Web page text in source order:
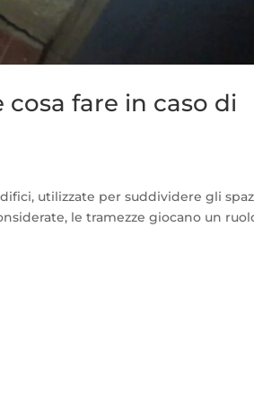
cosa fare in caso di
utilizzate per suddividere gli
le tramezze giocano un